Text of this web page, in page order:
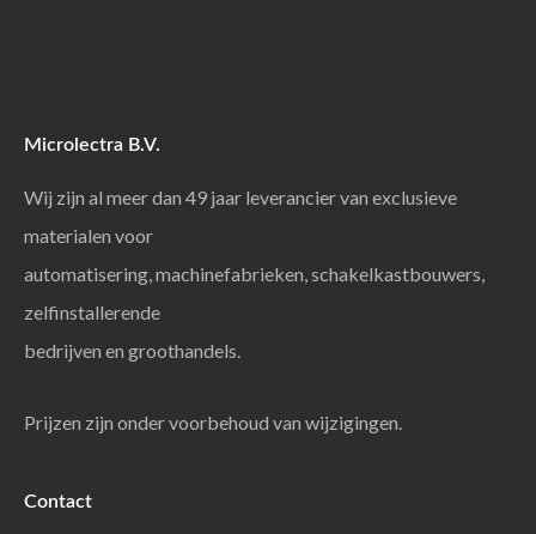
Microlectra B.V.
Wij zijn al meer dan 49 jaar leverancier van exclusieve
materialen voor
automatisering, machinefabrieken, schakelkastbouwers,
zelfinstallerende
bedrijven en groothandels.
Prijzen zijn onder voorbehoud van wijzigingen.
Contact